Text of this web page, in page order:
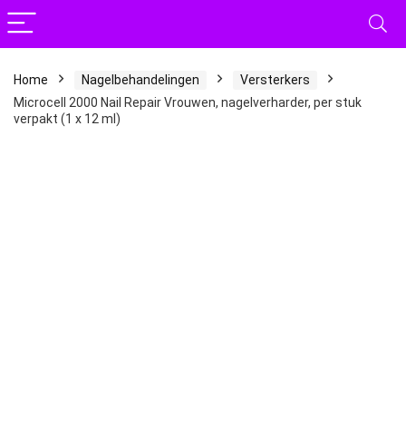
Home Nagelbehandelingen
Versterkers
Microcell 2000 Nail Repair Vrouwen, nagelverharder, per stuk
verpakt (1 x 12 ml)